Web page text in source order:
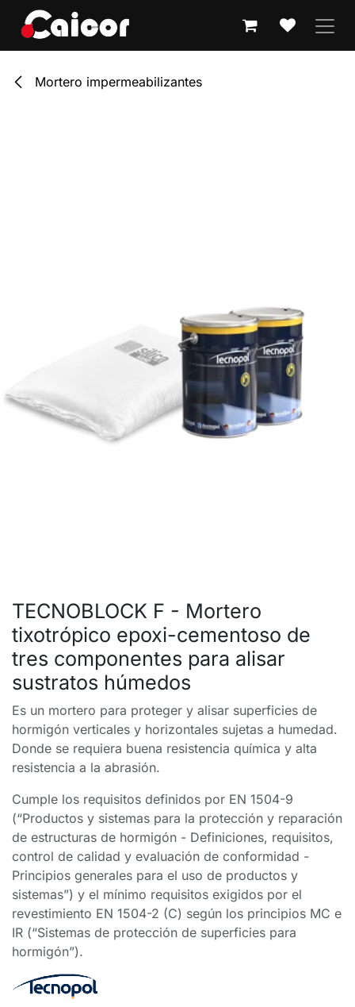
Mortero impermeabilizantes
TECNOBLOCK F - Mortero
tixotrópico epoxi-cementoso de
tres componentes para alisar
sustratos húmedos
Es un mortero para proteger y alisar superficies de
hormigón verticales y horizontales sujetas a humedad.
Donde se requiera buena resistencia química y alta
resistencia a la abrasión.
Cumple los requisitos definidos por EN 1504-9
(“Productos y sistemas para la protección y reparación
de estructuras de hormigón - Definiciones, requisitos,
control de calidad y evaluación de conformidad -
Principios generales para el uso de productos y
sistemas”) y el mínimo requisitos exigidos por el
revestimiento EN 1504-2 (C) según los principios MC e
IR (“Sistemas de protección de superficies para
hormigón”).